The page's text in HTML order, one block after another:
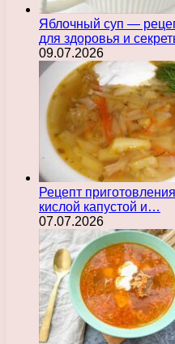
Яблочный суп —
для здоровья и
09.07.2026
Рецепт
кислой капустой и…
07.07.2026